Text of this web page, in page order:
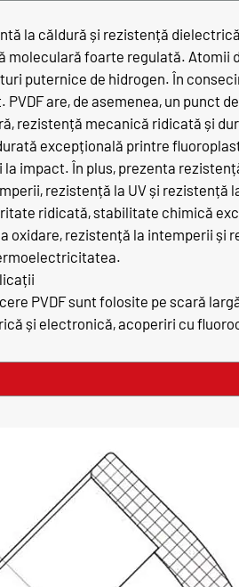
la căldură și rezistență
moleculară foarte regulată. Atomii
puternice de hidrogen. În
are, de asemenea, un punct
rezistență mecanică ridicată și
excepțională printre
la impact. În plus, prezenta
rezistență la UV și rezistență
ridicată, stabilitate chimică
oxidare, rezistență la intemperii
PVDF sunt folosite pe scară
și electronică, acoperiri cu